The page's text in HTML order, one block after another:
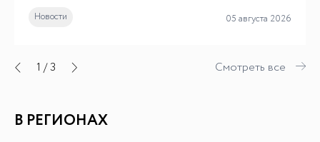
Новости 05 августа 2026
1 /3 Смотреть все
В РЕГИОНАХ